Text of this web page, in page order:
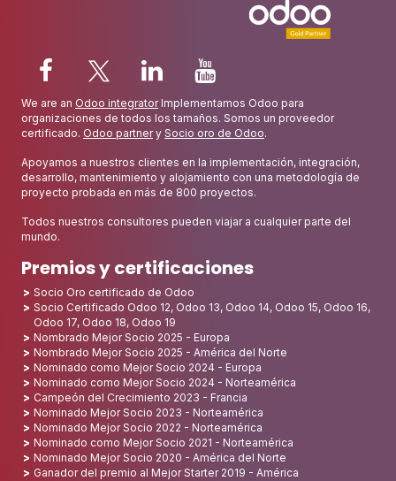
We are an Odoo integratorImplementamos Odoo para
organizaciones de todos los tamaños. Somos un proveedor
certificado. Odoo partnery Socio oro de Odoo.
Apoyamos a nuestros clientes en la implementación, integración,
desarrollo, mantenimiento y alojamiento con una metodología de
proyecto probada en más de 800 proyectos.
Todos nuestros consultores pueden viajar a cualquier parte del
mundo.
Premios y certificaciones
Socio Oro certificado de Odoo
Socio Certificado Odoo 12, Odoo 13, Odoo 14, Odoo 15, Odoo 16,
Odoo 17, Odoo 18, Odoo 19
Nombrado Mejor Socio 2025 - Europa
Nombrado Mejor Socio 2025 - América del Norte
Nominado como Mejor Socio 2024 - Europa
Nominado como Mejor Socio 2024 - Norteamérica
Campeón del Crecimiento 2023 - Francia
Nominado Mejor Socio 2023 - Norteamérica
Nominado Mejor Socio 2022 - Norteamérica
Nominado como Mejor Socio 2021 - Norteamérica
Nominado Mejor Socio 2020 - América del Norte
Ganador del premio al Mejor Starter 2019 - América